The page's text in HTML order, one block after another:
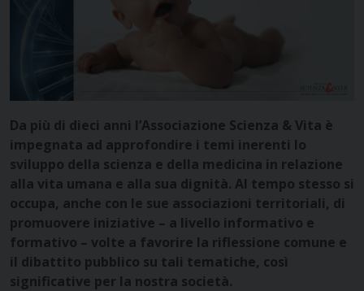
Da più di dieci anni l’Associazione Scienza & Vita è
impegnata ad approfondire i temi inerenti lo
sviluppo della scienza e della medicina in relazione
alla vita umana e alla sua dignità. Al tempo stesso si
occupa, anche con le sue associazioni territoriali, di
promuovere iniziative – a livello informativo e
formativo – volte a favorire la riflessione comune e
il dibattito pubblico su tali tematiche, così
significative per la nostra società.